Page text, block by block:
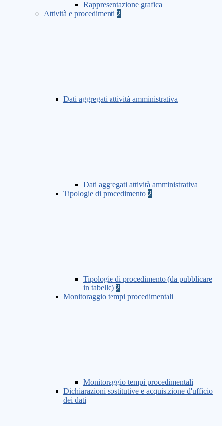
Rappresentazione grafica
Attività e procedimenti 2
Dati aggregati attività amministrativa
Dati aggregati attività amministrativa
Tipologie di procedimento 2
Tipologie di procedimento (da pubblicare
in tabelle) 2
Monitoraggio tempi procedimentali
Monitoraggio tempi procedimentali
Dichiarazioni sostitutive e acquisizione d'ufficio
dei dati